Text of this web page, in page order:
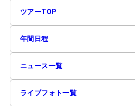
ツアーTOP
年間日程
ニュース一覧
ライブフォト一覧